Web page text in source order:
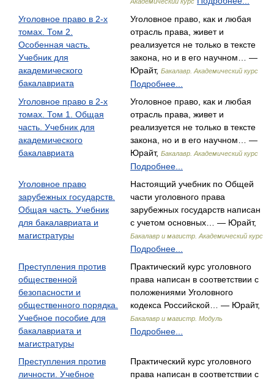
Уголовное право в 2-х
томах. Том 2.
Особенная часть.
Учебник для
академического
бакалавриата
Уголовное право, как и любая
отрасль права, живет и
реализуется не только в тексте
закона, но и в его научном… —
Юрайт, Бакалавр. Академический курс
Подробнее...
Уголовное право в 2-х
томах. Том 1. Общая
часть. Учебник для
академического
бакалавриата
Уголовное право, как и любая
отрасль права, живет и
реализуется не только в тексте
закона, но и в его научном… —
Юрайт, Бакалавр. Академический курс
Подробнее...
Уголовное право
зарубежных государств.
Общая часть. Учебник
для бакалавриата и
магистратуры
Настоящий учебник по Общей
части уголовного права
зарубежных государств написан
с учетом основных… — Юрайт,
Бакалавр и магистр. Академический курс
Подробнее...
Преступления против
общественной
безопасности и
общественного порядка.
Учебное пособие для
бакалавриата и
магистратуры
Практический курс уголовного
права написан в соответствии с
положениями Уголовного
кодекса Российской… — Юрайт,
Бакалавр и магистр. Модуль
Подробнее...
Преступления против
личности. Учебное
Практический курс уголовного
права написан в соответствии с